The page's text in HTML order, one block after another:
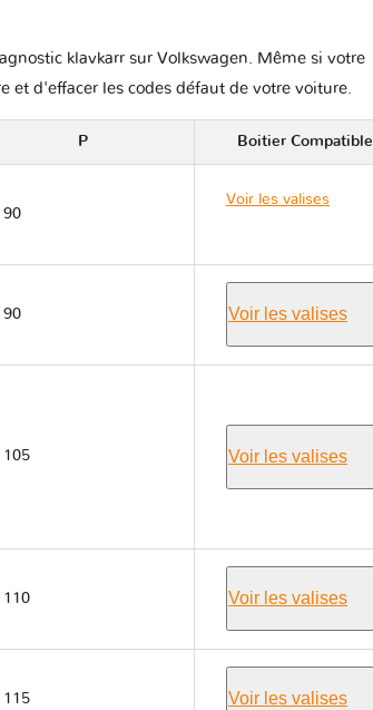
klavkarr sur Volkswagen. Même si votre
et d'effacer les codes défaut de votre voiture.
P Boitier Compatible
90
Voir les valises
90 Voir les valises
105 Voir les valises
110 Voir les valises
115 Voir les valises